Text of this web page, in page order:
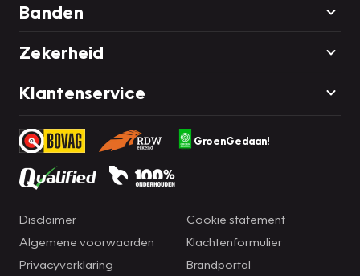
Banden
Zekerheid
Klantenservice
GroenGedaan!
Disclaimer
Algemene voorwaarden
Privacyverklaring
Cookie statement
Klachtenformulier
Brandportal